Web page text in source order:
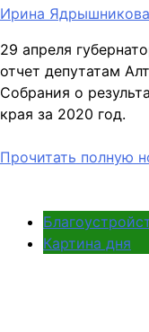
Ирина Ядрышникова
29 апреля
отчет депутатам
Собрания о
края за 2020 год.
Прочитать полную
Картина дня